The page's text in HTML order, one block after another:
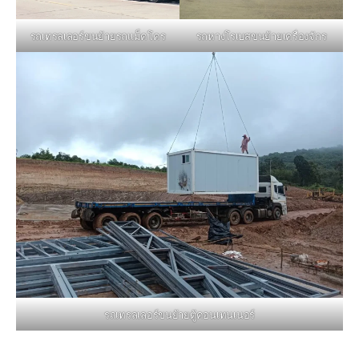
รถเทรลเลอร์ขนย้ายรถแม็คโคร รถหางโรเบสขนย้ายเครื่องจักร
รถเทรลเลอร์ขนย้ายตู้คอนเทนเนอร์